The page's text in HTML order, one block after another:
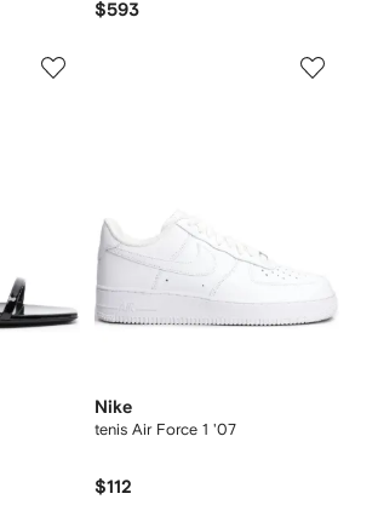
$593
Nike
tenis Air Force 1 '07
$112